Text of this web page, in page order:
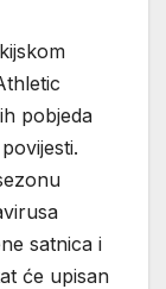
pobjeda
satnica i
će upisan